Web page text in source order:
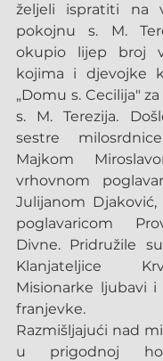
željeli ispratiti na
pokojnu s. M.
okupio lijep broj
kojima i djevojke
„Domu s. Cecilija"
s. M. Terezija.
sestre
Majkom
vrhovnom
Julijanom Djaković,
poglavaricom
Divne. Pridružile
Klanjateljice
Misionarke ljubavi i
franjevke.
Razmišljajući nad
u prigodnoj